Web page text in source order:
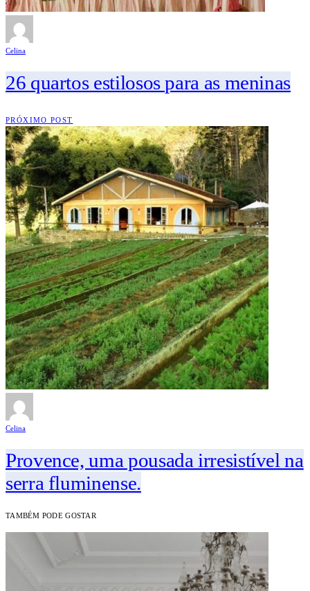
Celina
26 quartos estilosos para as meninas
PRÓXIMO POST
Celina
Provence, uma pousada irresistível na
serra fluminense.
TAMBÉM PODE GOSTAR